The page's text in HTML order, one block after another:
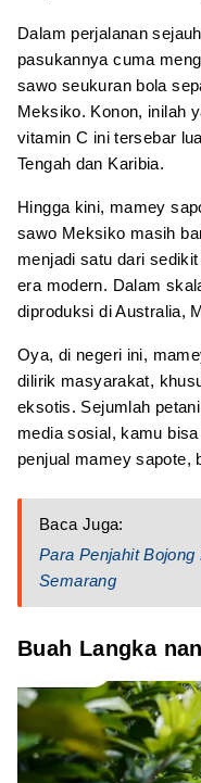
Dalam perjalanan
pasukannya cuma
sawo seukuran bola
Meksiko. Konon, inilah
vitamin C ini tersebar
Tengah dan Karibia.
Hingga kini, mamey
sawo Meksiko masih
menjadi satu dari
era modern. Dalam
diproduksi di Australia,
Oya, di negeri ini,
dilirik masyarakat,
eksotis. Sejumlah
media sosial, kamu
penjual mamey sapote,
Baca Juga:
Para Penjahit
Semarang
Buah Langka